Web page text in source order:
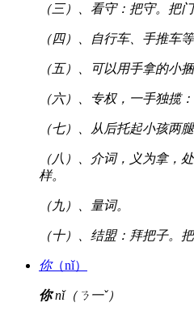
（三）、看守：把守。把门
（四）、自行车、手推车
（五）、可以用手拿的小
（六）、专权，一手独揽
（七）、从后托起小孩两
（八）、介词，义为拿，
样。
（九）、量词。
（十）、结盟：拜把子。把
你（nǐ）
你nǐ（ㄋ一ˇ）